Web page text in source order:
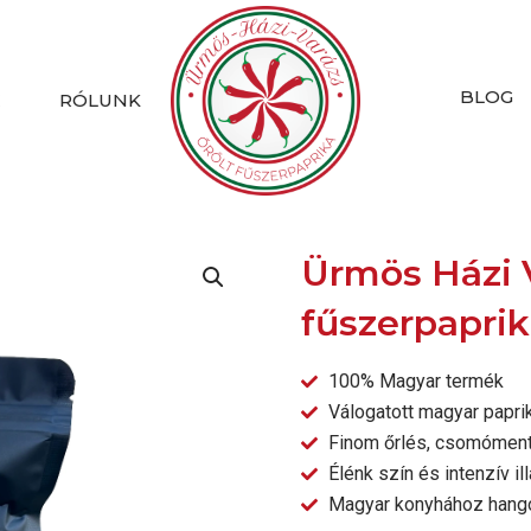
RÓLUNK BLOG
Ürmös Házi
100% Magyar termék
Válogatott magyar
Finom őrlés,
Élénk szín és intenzív
Magyar konyhához